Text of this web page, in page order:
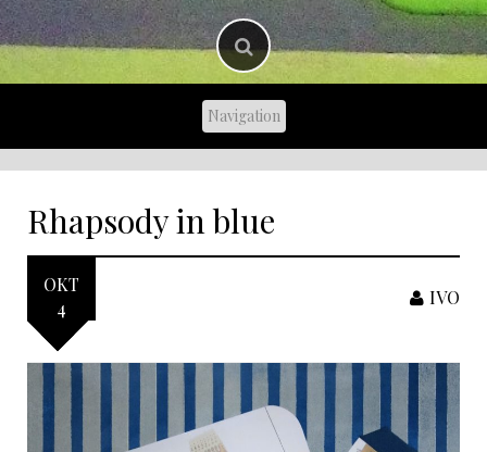
Rhapsody in blue
OKT
4
IVO